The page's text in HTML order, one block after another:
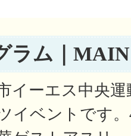
ラム｜
イーエス中央
イベントです